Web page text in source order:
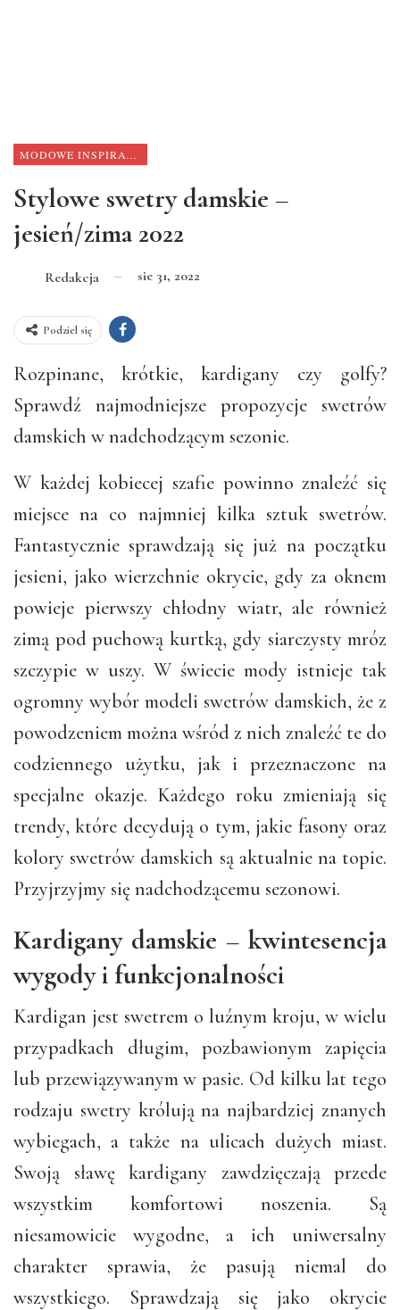
Stylowe swetry damskie –
jesień/zima 2022
Redakcja sie 31, 2022
Podziel się
Rozpinane, krótkie, kardigany czy golfy?
Sprawdź najmodniejsze propozycje swetrów
damskich w nadchodzącym sezonie.
W każdej kobiecej szafie powinno znaleźć się
miejsce na co najmniej kilka sztuk swetrów.
Fantastycznie sprawdzają się już na początku
jesieni, jako wierzchnie okrycie, gdy za oknem
powieje pierwszy chłodny wiatr, ale również
zimą pod puchową kurtką, gdy siarczysty mróz
szczypie w uszy. W świecie mody istnieje tak
ogromny wybór modeli swetrów damskich, że z
powodzeniem można wśród z nich znaleźć te do
codziennego użytku, jak i przeznaczone na
specjalne okazje. Każdego roku zmieniają się
trendy, które decydują o tym, jakie fasony oraz
kolory swetrów damskich są aktualnie na topie.
Przyjrzyjmy się nadchodzącemu sezonowi.
Kardigany damskie – kwintesencja
wygody i funkcjonalności
Kardigan jest swetrem o luźnym kroju, w wielu
przypadkach długim, pozbawionym zapięcia
lub przewiązywanym w pasie. Od kilku lat tego
rodzaju swetry królują na najbardziej znanych
wybiegach, a także na ulicach dużych miast.
Swoją sławę kardigany zawdzięczają przede
wszystkim komfortowi noszenia. Są
niesamowicie wygodne, a ich uniwersalny
charakter sprawia, że pasują niemal do
wszystkiego. Sprawdzają się jako okrycie